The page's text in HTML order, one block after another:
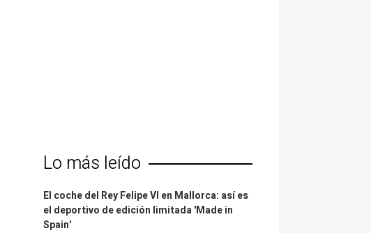
Lo más leído
El coche del Rey Felipe VI en Mallorca: así es
el deportivo de edición limitada 'Made in
Spain'